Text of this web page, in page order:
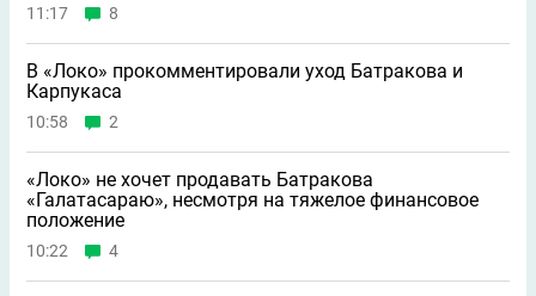
11:17 8
В «Локо» прокомментировали уход Батракова и
Карпукаса
10:58 2
«Локо» не хочет продавать Батракова
«Галатасараю», несмотря на тяжелое финансовое
положение
10:22 4